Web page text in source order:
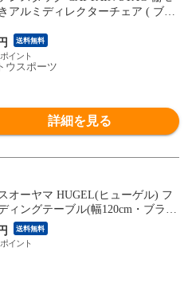
アルミディレクターチェア ( ブラ
イドテーブル付 UC1920
送料無料
ウスポーツ
詳細を見る
オーヤマ HUGEL(ヒューゲル) フ
ィングテーブル(幅120cm・ブラウ
折りたたみテーブル 簡易テーブル
【返品種別A】
送料無料